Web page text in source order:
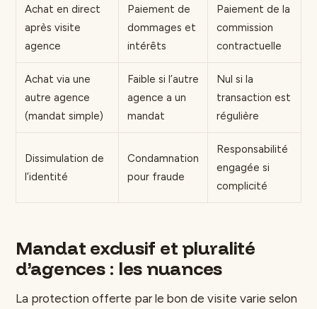
Achat en direct
après visite
agence
Paiement de
dommages et
intérêts
Paiement de la
commission
contractuelle
Achat via une
autre agence
(mandat simple)
Faible si l’autre
agence a un
mandat
Nul si la
transaction est
régulière
Dissimulation de
l’identité
Condamnation
pour fraude
Responsabilité
engagée si
complicité
Mandat exclusif et pluralité
d’agences : les nuances
La protection offerte par le bon de visite varie selon